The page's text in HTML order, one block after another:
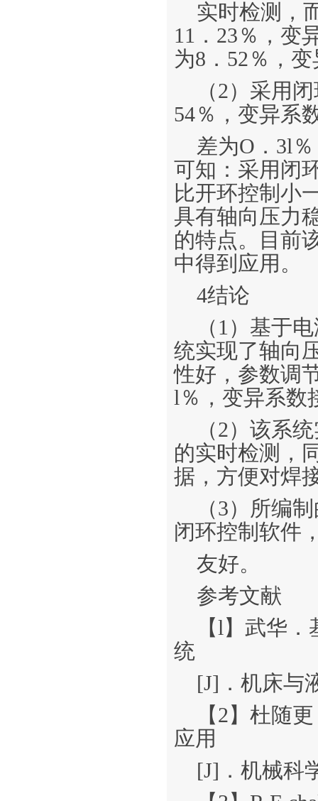
实时检测，
11．23％，变
为8．52％，
（2）采用
54％，变异系
差为O．3l
可知：采用闭
比开环控制小
具有轴向压力
的特点。目前
中得到应用。
4结论
（1）基于
统实现了轴向
性好，参数调
l％，变异系数
（2）该系
的实时检测，
据，方便对焊
（3）所编
闭环控制软件
友好。
参考文献
【l】武华
统
[J]．机床与
【2】杜随
应用
[J]．机械科